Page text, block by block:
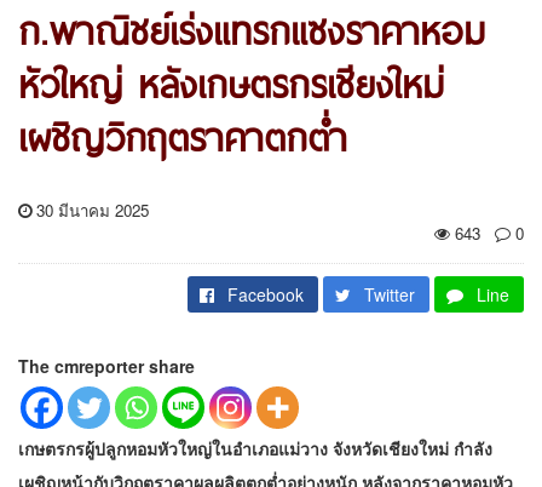
ก.พาณิชย์เร่งแทรกแซงราคาหอม
หัวใหญ่ หลังเกษตรกรเชียงใหม่
เผชิญวิกฤตราคาตกต่ำ
30 มีนาคม 2025
643
0
Facebook Twitter Line
The cmreporter share
เกษตรกรผู้ปลูกหอมหัวใหญ่ในอำเภอแม่วาง จังหวัดเชียงใหม่ กำลัง